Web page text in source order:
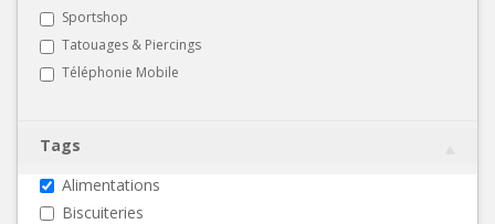
Sportshop
Tatouages & Piercings
Téléphonie Mobile
Tags
Alimentations
Biscuiteries